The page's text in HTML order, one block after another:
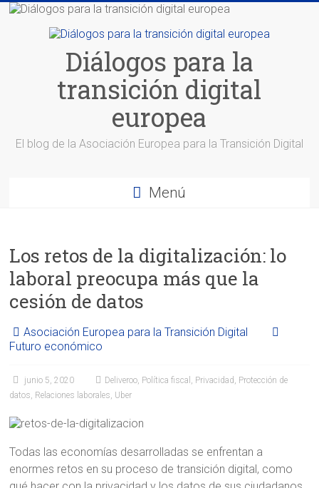
Saltar
contenido
Diálogos para la
transición digital
europea
El blog de la Asociación Europea para la Transición Digital
Menú
Los retos de la digitalización: lo
laboral preocupa más que la
cesión de datos
Asociación Europea para la Transición Digital
Futuro económico
junio 5, 2020 Deliveroo, Política fiscal , Privacidad , Protección de
datos, Relaciones laborales, Uber
Todas las economías desarrolladas se enfrentan a
enormes retos en su proceso de transición digital, como